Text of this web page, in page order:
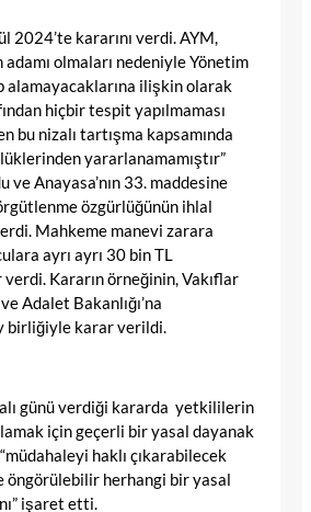
2024’te kararını verdi. AYM,
olmaları nedeniyle Yönetim
alamayacaklarına ilişkin olarak
hiçbir tespit yapılmaması
bu nizalı tartışma kapsamında
yararlanamamıştır”
ve Anayasa’nın 33. maddesine
özgürlüğünün ihlal
Mahkeme manevi zarara
ayrı ayrı 30 bin TL
Kararın örneğinin, Vakıflar
Adalet Bakanlığı’na
birliğiyle karar verildi.
günü verdiği kararda yetkililerin
için geçerli bir yasal dayanak
haklı çıkarabilecek
öngörülebilir herhangi bir yasal
işaret etti.